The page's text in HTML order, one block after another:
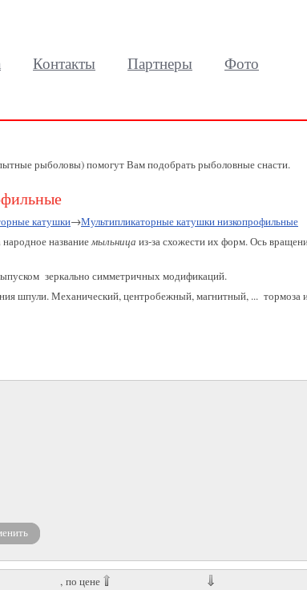
Контакты Партнеры Фото
рыболовы) помогут Вам подобрать рыболовные снасти.
катушки→Мультипликаторные катушки низкопрофильные
народное названиемыльница из-за схожести их форм. Ось
зеркально симметричных модификаций.
шпули. Механический, центробежный, магнитный, ... тормоза
, по цене